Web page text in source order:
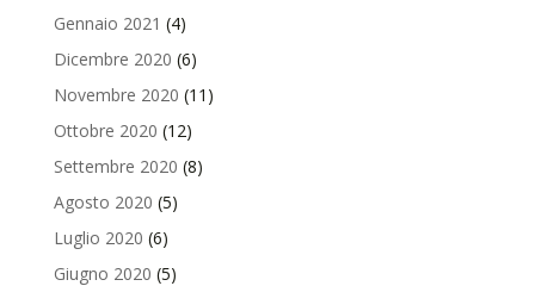
Gennaio 2021 (4)
Dicembre 2020 (6)
Novembre 2020 (11)
Ottobre 2020 (12)
Settembre 2020 (8)
Agosto 2020 (5)
Luglio 2020 (6)
Giugno 2020 (5)